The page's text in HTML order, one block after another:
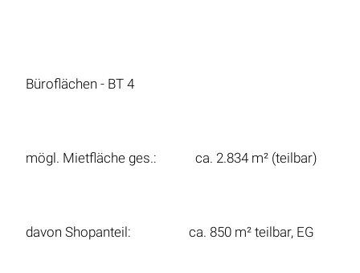
Büroflächen - BT 4
mögl. Mietfläche ges.: ca. 2.834 m² (teilbar)
davon Shopanteil: ca. 850 m² teilbar, EG